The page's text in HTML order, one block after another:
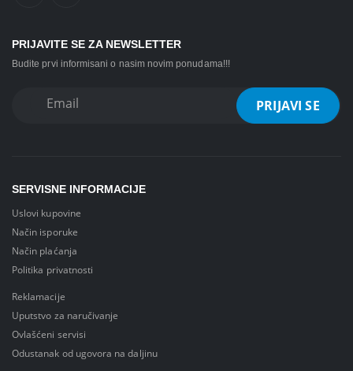
PRIJAVITE SE ZA NEWSLETTER
Budite prvi informisani o nasim novim ponudama!!!
SERVISNE INFORMACIJE
Uslovi kupovine
Način isporuke
Način plaćanja
Politika privatnosti
Reklamacije
Uputstvo za naručivanje
Ovlašćeni servisi
Odustanak od ugovora na daljinu